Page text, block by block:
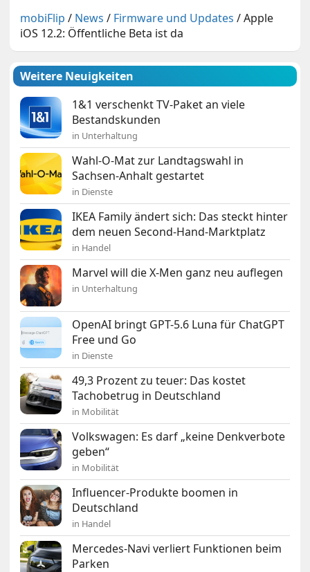
mobiFlip / News / Firmware und Updates /Apple
iOS 12.2: Öffentliche Beta ist da
Weitere Neuigkeiten
1&1 verschenkt TV-Paket an viele
Bestandskunden
in Unterhaltung
Wahl-O-Mat zur Landtagswahl in
Sachsen-Anhalt gestartet
in Dienste
IKEA Family ändert sich: Das steckt hinter
dem neuen Second-Hand-Marktplatz
in Handel
Marvel will die X-Men ganz neu auflegen
in Unterhaltung
OpenAI bringt GPT-5.6 Luna für ChatGPT
Free und Go
in Dienste
49,3 Prozent zu teuer: Das kostet
Tachobetrug in Deutschland
in Mobilität
Volkswagen: Es darf „keine Denkverbote
geben“
in Mobilität
Influencer-Produkte boomen in
Deutschland
in Handel
Mercedes-Navi verliert Funktionen beim
Parken